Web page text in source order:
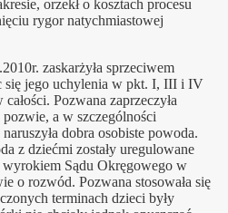
orzekł o kosztach procesu
rygor natychmiastowej
zaskarżyła sprzeciwem
się jego uchylenia w pkt. I, III i IV
Pozwana zaprzeczyła
a w szczególności
dobra osobiste powoda.
z dziećmi zostały uregulowane
wyrokiem Sądu Okręgowego w
o rozwód. Pozwana stosowała się
terminach dzieci były